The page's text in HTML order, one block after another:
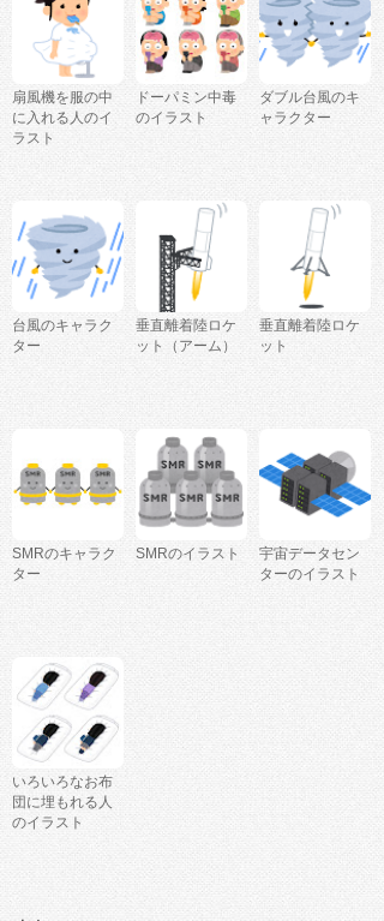
扇風機を服の中
に入れる人のイ
ラスト
ドーパミン中毒
のイラスト
ダブル台風のキ
ャラクター
台風のキャラク
ター
垂直離着陸ロケ
ット（アーム）
垂直離着陸ロケ
ット
SMRのキャラク
ター
SMRのイラスト
宇宙データセン
ターのイラスト
いろいろなお布
団に埋もれる人
のイラスト